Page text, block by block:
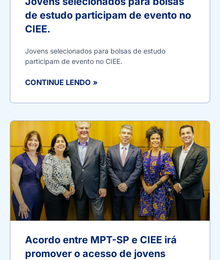
de estudo participam de evento no
CIEE.
Jovens selecionados para bolsas de estudo
participam de evento no CIEE.
CONTINUE LENDO »
Acordo entre MPT-SP e CIEE irá
promover o acesso de jovens